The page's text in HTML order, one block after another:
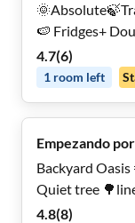
🍉 Fridges+
MCC,
4.7(6)
1 room left
Empezando
Backyard
Quiet tree
4.8(8)